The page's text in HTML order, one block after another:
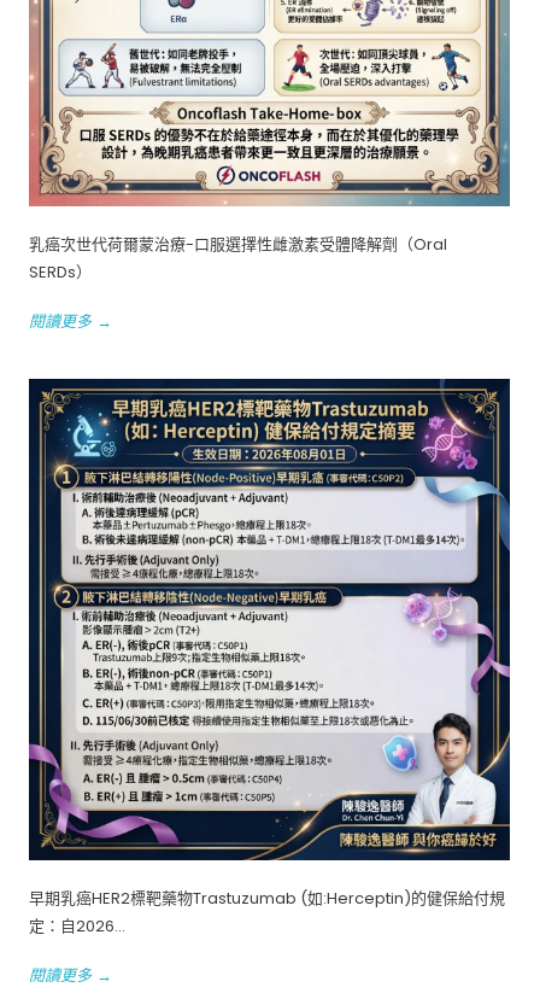
乳癌次世代荷爾蒙治療-口服選擇性雌激素受體降解劑（Oral
SERDs）
閱讀更多 →
早期乳癌HER2標靶藥物Trastuzumab (如:Herceptin)的健保給付規
定：自2026...
閱讀更多 →